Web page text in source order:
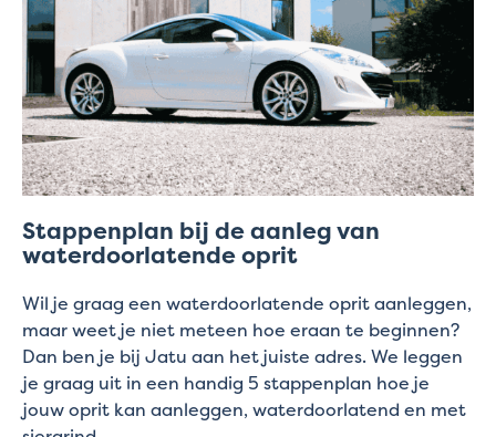
Stappenplan bij de aanleg van
waterdoorlatende oprit
Wil je graag een waterdoorlatende oprit aanleggen,
maar weet je niet meteen hoe eraan te beginnen?
Dan ben je bij Jatu aan het juiste adres. We leggen
je graag uit in een handig 5 stappenplan hoe je
jouw oprit kan aanleggen, waterdoorlatend en met